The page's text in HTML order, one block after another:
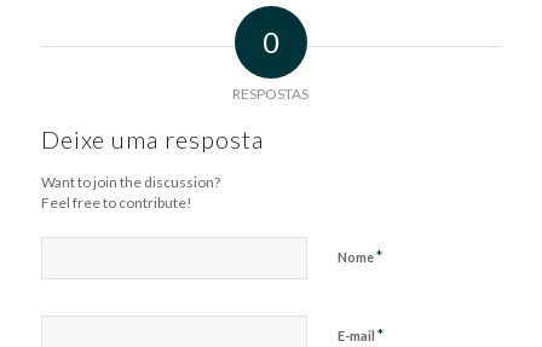
0
RESPOSTAS
Deixe uma resposta
Want to join the discussion?
Feel free to contribute!
Nome*
E-mail *